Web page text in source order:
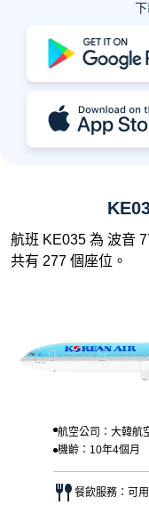
航班 KE035 為 波音
共有 277 個座位。
航空公司：大韓航
機齡：10年4個月
餐飲服務：可用